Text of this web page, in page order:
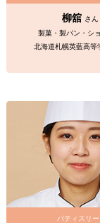
柳舘 さん
製菓・製パン・シ
北海道札幌英藍高等
パティスリー